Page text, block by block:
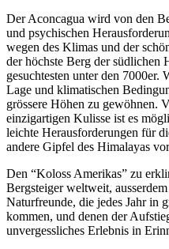
Der Aconcagua wird von den
und psychischen
wegen des Klimas und der
der höchste Berg der südlichen
gesuchtesten unter den 7000er.
Lage und klimatischen
grössere Höhen zu gewöhnen.
einzigartigen Kulisse ist es
leichte Herausforderungen für
andere Gipfel des Himalayas
Den “Koloss Amerikas” zu
Bergsteiger weltweit,
Naturfreunde, die jedes Jahr in
kommen, und denen der
unvergessliches Erlebnis in